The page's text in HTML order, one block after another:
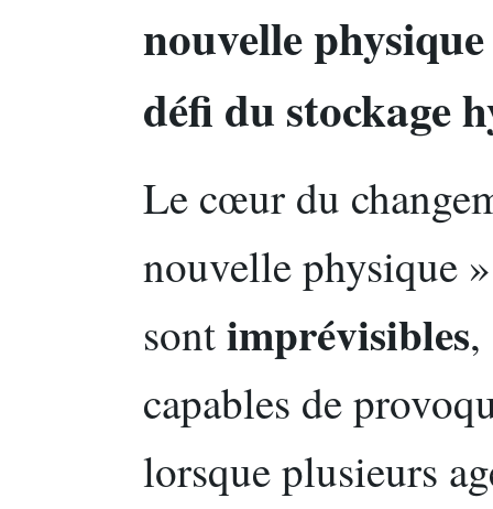
nouvelle
défi du stockage
Le cœur du
nouvelle physique
sontimprévisibles
capables de
lorsque plusieurs